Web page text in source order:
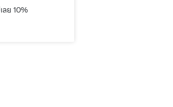
ลย 10%